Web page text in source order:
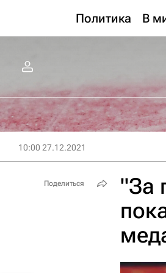
Политика В
10:00 27.12.2021
"За
Поделиться